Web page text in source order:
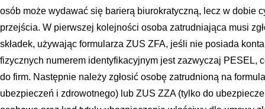
osób może wydawać się barierą biurokratyczną, lecz w dobie
przejścia. W pierwszej kolejności osoba zatrudniająca musi
składek, używając formularza ZUS ZFA, jeśli nie posiada
fizycznych numerem identyfikacyjnym jest zazwyczaj PESEL,
do firm. Następnie należy zgłosić osobę zatrudnioną na
ubezpieczeń i zdrowotnego) lub ZUS ZZA (tylko do